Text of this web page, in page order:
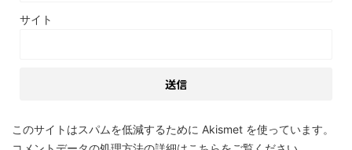
サイト
このサイトはスパムを低減するために Akismet を使っています。